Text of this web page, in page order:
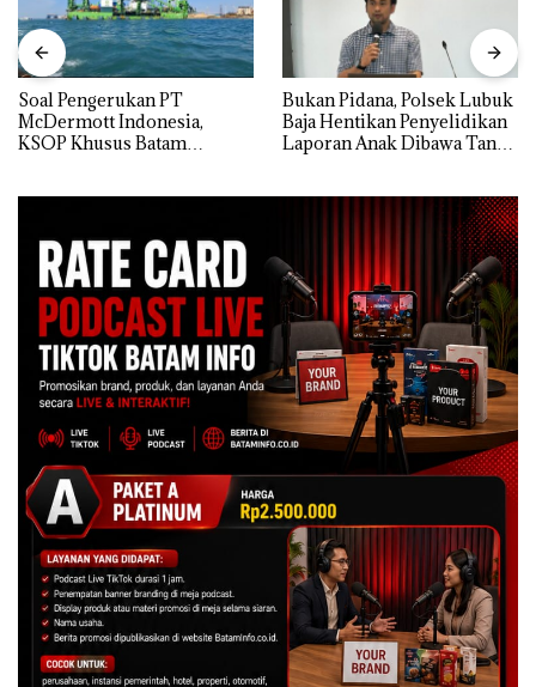
‎Soal Pengerukan PT
McDermott Indonesia,
KSOP Khusus Batam
Bukan Pidana, Polsek Lubuk
Baja Hentikan Penyelidikan
Laporan Anak Dibawa Tanpa